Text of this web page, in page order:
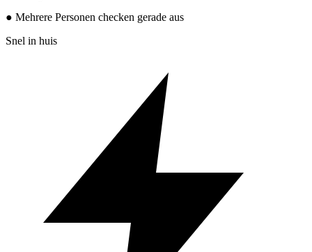
● Mehrere Personen checken gerade aus
Snel in huis